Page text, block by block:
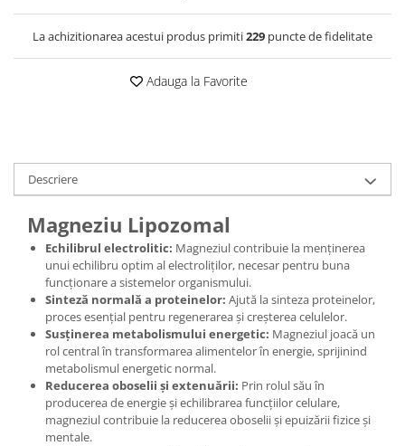
La achizitionarea acestui produs primiti229 puncte de fidelitate
Adauga la Favorite
Descriere
Magneziu Lipozomal
Echilibrul electrolitic: Magneziul contribuie la menținerea
unui echilibru optim al electroliților, necesar pentru buna
funcționare a sistemelor organismului.
Sinteză normală a proteinelor: Ajută la sinteza proteinelor,
proces esențial pentru regenerarea și creșterea celulelor.
Susținerea metabolismului energetic: Magneziul joacă un
rol central în transformarea alimentelor în energie, sprijinind
metabolismul energetic normal.
Reducerea oboselii și extenuării: Prin rolul său în
producerea de energie și echilibrarea funcțiilor celulare,
magneziul contribuie la reducerea oboselii și epuizării fizice și
mentale.